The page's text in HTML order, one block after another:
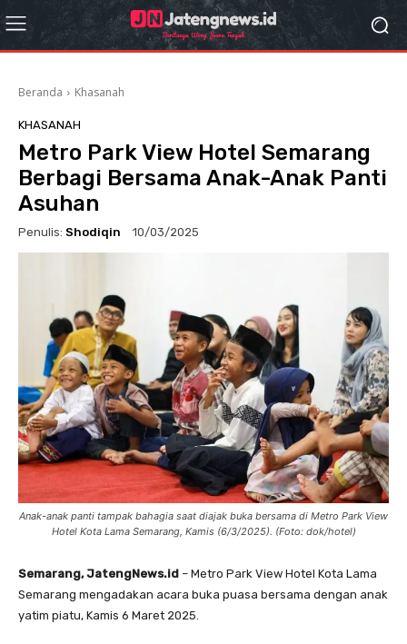
Beranda Khasanah
KHASANAH
Metro Park View Hotel Semarang
Berbagi Bersama Anak-Anak Panti
Asuhan
Penulis: Shodiqin 10/03/2025
Anak-anak panti tampak bahagia saat diajak buka bersama di Metro Park View
Hotel Kota Lama Semarang, Kamis (6/3/2025). (Foto: dok/hotel)
Semarang, JatengNews.id – Metro Park View Hotel Kota Lama
Semarang mengadakan acara buka puasa bersama dengan anak
yatim piatu, Kamis 6 Maret 2025.